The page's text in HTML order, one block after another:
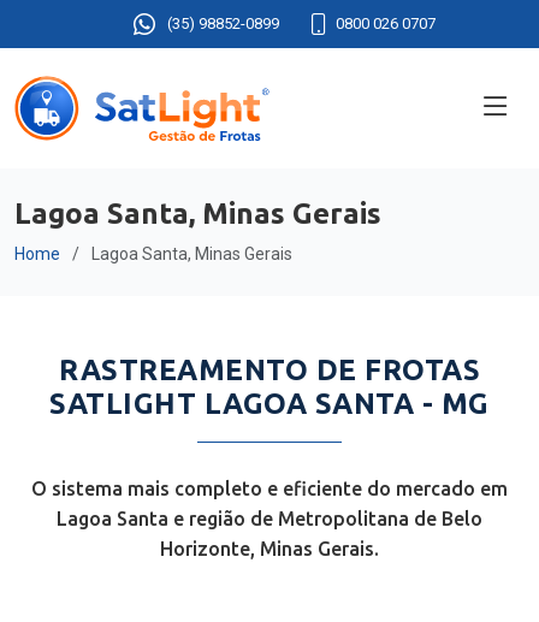
(35) 98852-0899 0800 026 0707
Lagoa Santa, Minas Gerais
Home Lagoa Santa, Minas Gerais
RASTREAMENTO DE FROTAS
SATLIGHT LAGOA SANTA - MG
O sistema mais completo e eficiente do mercado em
Lagoa Santa e região de Metropolitana de Belo
Horizonte, Minas Gerais.